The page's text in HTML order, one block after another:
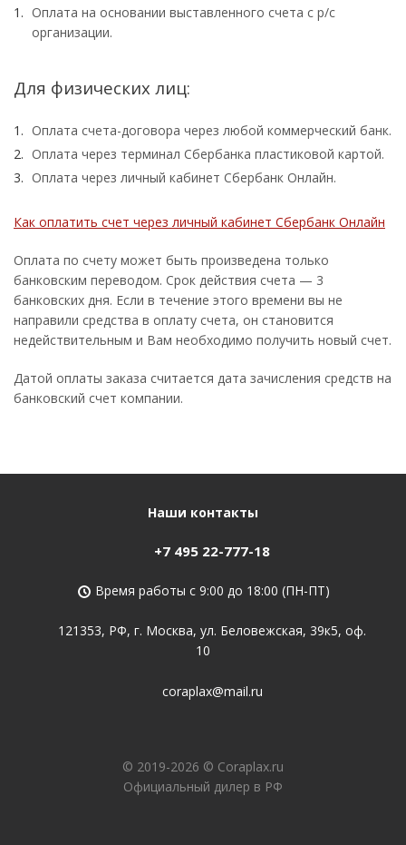
Оплата на основании выставленного счета с р/с
организации.
Для физических лиц:
Оплата счета-договора через любой коммерческий банк.
Оплата через терминал Сбербанка пластиковой картой.
Оплата через личный кабинет Сбербанк Онлайн.
Как оплатить счет через личный кабинет Сбербанк Онлайн
Оплата по счету может быть произведена только
банковским переводом. Срок действия счета — 3
банковских дня. Если в течение этого времени вы не
направили средства в оплату счета, он становится
недействительным и Вам необходимо получить новый счет.
Датой оплаты заказа считается дата зачисления средств на
банковский счет компании.
Наши контакты
+7 495 22-777-18
Время работы с 9:00 до 18:00 (ПН-ПТ)
121353, РФ, г. Москва, ул. Беловежская, 39к5, оф.
10
coraplax@mail.ru
© 2019-2026 © Coraplax.ru
Официальный дилер в РФ